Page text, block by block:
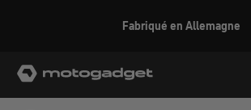
Fabriqué en Allemagne
motogadget GmbH